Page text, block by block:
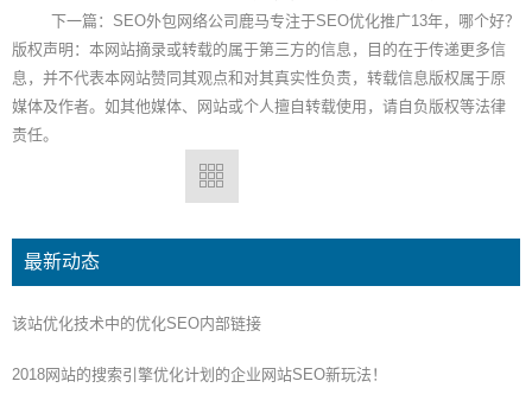
下一篇： SEO外包网络公司鹿马专注于SEO优化推广13年，哪个好？
版权声明：本网站摘录或转载的属于第三方的信息，目的在于传递更多信
息，并不代表本网站赞同其观点和对其真实性负责，转载信息版权属于原
媒体及作者。如其他媒体、网站或个人擅自转载使用，请自负版权等法律
责任。
最新动态
该站优化技术中的优化SEO内部链接
2018网站的搜索引擎优化计划的企业网站SEO新玩法！